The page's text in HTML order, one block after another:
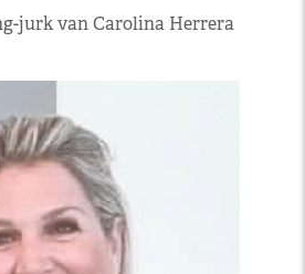
jurk van Carolina Herrera